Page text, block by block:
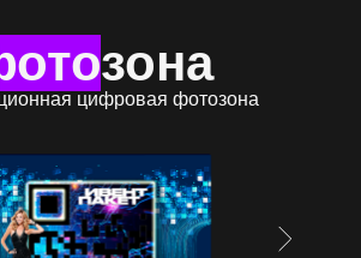
зона
цифровая фотозона